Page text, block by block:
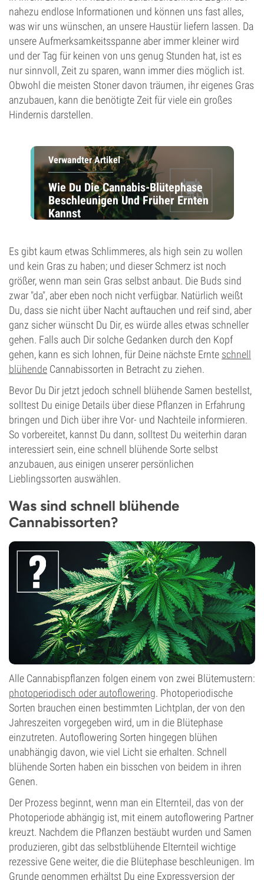
nahezu endlose Informationen und können uns fast alles,
was wir uns wünschen, an unsere Haustür liefern lassen. Da
unsere Aufmerksamkeitsspanne aber immer kleiner wird
und der Tag für keinen von uns genug Stunden hat, ist es
nur sinnvoll, Zeit zu sparen, wann immer dies möglich ist.
Obwohl die meisten Stoner davon träumen, ihr eigenes Gras
anzubauen, kann die benötigte Zeit für viele ein großes
Hindernis darstellen.
Verwandter Artikel
Wie Du Die Cannabis-Blütephase
Beschleunigen Und Früher Ernten
Kannst
Es gibt kaum etwas Schlimmeres, als high sein zu wollen
und kein Gras zu haben; und dieser Schmerz ist noch
größer, wenn man sein Gras selbst anbaut. Die Buds sind
zwar "da", aber eben noch nicht verfügbar. Natürlich weißt
Du, dass sie nicht über Nacht auftauchen und reif sind, aber
ganz sicher wünscht Du Dir, es würde alles etwas schneller
gehen. Falls auch Dir solche Gedanken durch den Kopf
gehen, kann es sich lohnen, für Deine nächste Ernte schnell
blühende Cannabissorten in Betracht zu ziehen.
Bevor Du Dir jetzt jedoch schnell blühende Samen bestellst,
solltest Du einige Details über diese Pflanzen in Erfahrung
bringen und Dich über ihre Vor- und Nachteile informieren.
So vorbereitet, kannst Du dann, solltest Du weiterhin daran
interessiert sein, eine schnell blühende Sorte selbst
anzubauen, aus einigen unserer persönlichen
Lieblingssorten auswählen.
Was sind schnell blühende
Cannabissorten?
Alle Cannabispflanzen folgen einem von zwei Blütemustern:
photoperiodisch oder autoflowering. Photoperiodische
Sorten brauchen einen bestimmten Lichtplan, der von den
Jahreszeiten vorgegeben wird, um in die Blütephase
einzutreten. Autoflowering Sorten hingegen blühen
unabhängig davon, wie viel Licht sie erhalten. Schnell
blühende Sorten haben ein bisschen von beidem in ihren
Genen.
Der Prozess beginnt, wenn man ein Elternteil, das von der
Photoperiode abhängig ist, mit einem autoflowering Partner
kreuzt. Nachdem die Pflanzen bestäubt wurden und Samen
produzieren, gibt das selbstblühende Elternteil wichtige
rezessive Gene weiter, die die Blütephase beschleunigen. Im
Grunde genommen erhältst Du eine Expressversion der